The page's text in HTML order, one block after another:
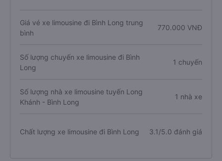
Giá vé xe limousine đi Bình Long trung
bình
770.000 VNĐ
Số lượng chuyến xe limousine đi Bình
Long
1 chuyến
Số lượng nhà xe limousine tuyến Long
Khánh - Bình Long
1 nhà xe
Chất lượng xe limousine đi Bình Long 3.1/5.0 đánh giá